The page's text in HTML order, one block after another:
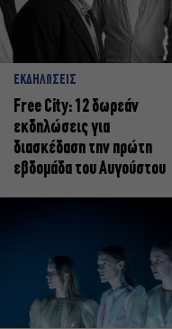
ΕΚΔΗΛΩΣΕΙΣ
Free City: 12 δωρεάν
εκδηλώσεις για
διασκέδαση την πρώτη
εβδομάδα του Αυγούστου